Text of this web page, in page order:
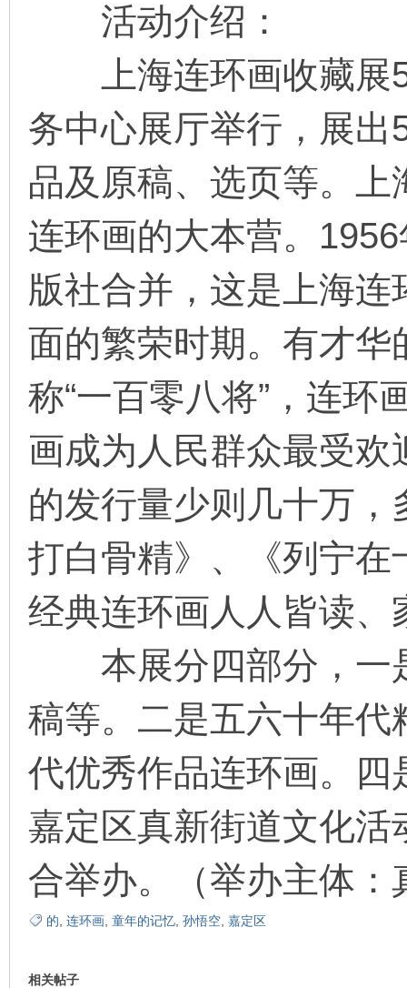
活动介绍：
上海连环画收藏展5
务中心展厅举行，展
品及原稿、选页等。
连环画的大本营。
版社合并，这是上海
面的繁荣时期。有才
称“一百零八将”，连环
画成为人民群众最受
的发行量少则几十万
打白骨精》、《列宁
经典连环画人人皆读、
本展分四部分，一
稿等。二是五六十年
代优秀作品连环画。
嘉定区真新街道文化
合举办。（举办主体
的 连环画, 童年的记忆, 孙悟空, 嘉定区
相关帖子